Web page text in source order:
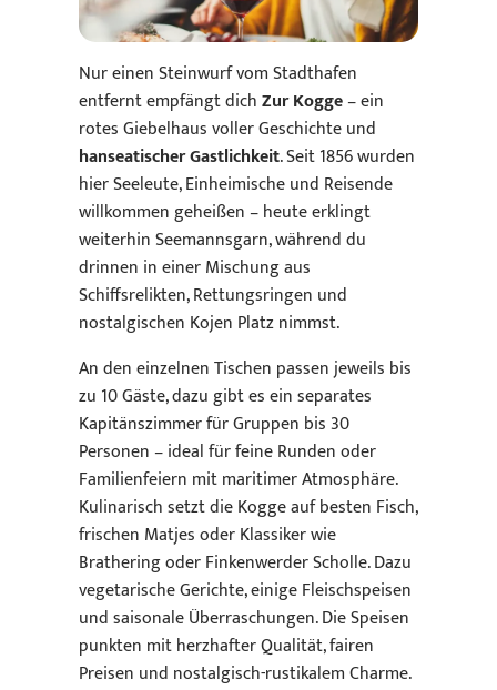
Nur einen Steinwurf vom Stadthafen
entfernt empfängt dichZur Kogge– ein
rotes Giebelhaus voller Geschichte und
hanseatischer Gastlichkeit. Seit 1856 wurden
hier Seeleute, Einheimische und Reisende
willkommen geheißen – heute erklingt
weiterhin Seemannsgarn, während du
drinnen in einer Mischung aus
Schiffsrelikten, Rettungsringen und
nostalgischen Kojen Platz nimmst.
An den einzelnen Tischen passen jeweils bis
zu 10 Gäste, dazu gibt es ein separates
Kapitänszimmer für Gruppen bis 30
Personen – ideal für feine Runden oder
Familienfeiern mit maritimer Atmosphäre.
Kulinarisch setzt die Kogge auf besten Fisch,
frischen Matjes oder Klassiker wie
Brathering oder Finkenwerder Scholle. Dazu
vegetarische Gerichte, einige Fleischspeisen
und saisonale Überraschungen. Die Speisen
punkten mit herzhafter Qualität, fairen
Preisen und nostalgisch-rustikalem Charme.